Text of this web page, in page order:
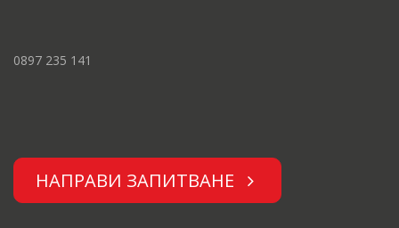
0897 235 141
НАПРАВИ ЗАПИТВАНЕ